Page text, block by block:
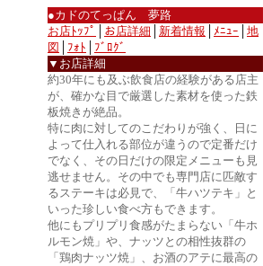
●カドのてっぱん 夢路
お店ﾄｯﾌﾟ
お店詳細 新着情報 ﾒﾆｭｰ
地
図
ﾌｫﾄ
ﾌﾞﾛｸﾞ
▼お店詳細
約30年にも及ぶ飲食店の経験がある店主
が、確かな目で厳選した素材を使った鉄
板焼きが絶品。
特に肉に対してのこだわりが強く、日に
よって仕入れる部位が違うので定番だけ
でなく、その日だけの限定メニューも見
逃せません。その中でも専門店に匹敵す
るステーキは必見で、「牛ハツテキ」と
いった珍しい食べ方もできます。
他にもプリプリ食感がたまらない「牛ホ
ルモン焼」や、ナッツとの相性抜群の
「鶏肉ナッツ焼」、お酒のアテに最高の